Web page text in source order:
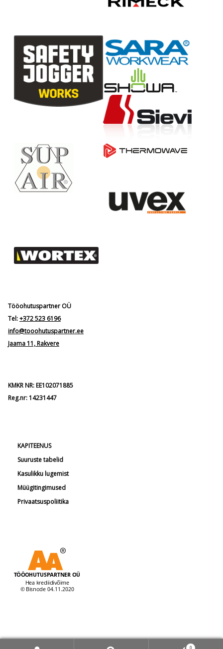
Tööohutuspartner OÜ
Tel:+372 523 6196
info@tooohutuspartner.ee
Jaama 11, Rakvere
KMKR NR: EE102071885
Reg.nr: 14231447
KAPITEENUS
Suuruste tabelid
Kasulikku lugemist
Müügitingimused
Privaatsuspoliitika